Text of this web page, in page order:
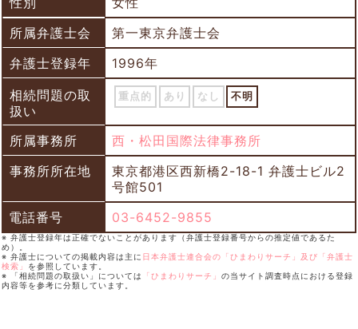
所属弁護士会
第一東京弁護士会
弁護士登録年
1996年
相続問題の取
扱い
重点的 あり なし 不明
所属事務所
西・松田国際法律事務所
事務所所在地
東京都港区西新橋2-18-1 弁護士ビル2
号館501
電話番号
03-6452-9855
※ 弁護士登録年は正確でないことがあります（弁護士登録番号からの推定値であるた
め）。
※ 弁護士についての掲載内容は主に 日本弁護士連合会の「ひまわりサーチ」及び「弁護士
検索」 を参照しています。
※ 「相続問題の取扱い」については
「ひまわりサーチ」 の当サイト調査時点における登録
内容等を参考に分類しています。